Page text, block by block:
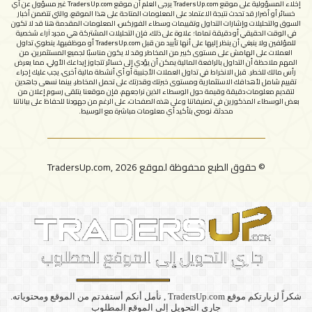
شروط الاستخدام
إخلاء المسؤولية على موقع TradersUp.com يرجى العلم أن موقع TradersUp.com غير مسؤول عن أي
خسائر أو أضرار قد تحدث نتيجة الاعتماد على المعلومات المتاحة على هذا الموقع، والتي تتضمن أخبار
السوق والتحليلات وإشارات التداول وتقييمات وسطاء الفوركس، المعلومات المقدمة هنا قد لا تكون
في الوقت الحقيقي أو دقيقة تماما؛ علاوة على ذلك، فإن التحليلات المشتركة هي مجرد آراء شخصية
للمؤلفين ولا ينبغي أن ينظر إليها على أنها تأييد من قبل TradersUp.com أو موظفيها، ينطوي تداول
العملات على الهامش على مستوى كبير من المخاطر وقد لا يكون مناسبًا لجميع المستثمرين، من
المهم ملاحظة أن التداول بالرافعة المالية يمكن أن يؤدي إلى خسائر تتجاوز إيداعك الأولي، مما يعرض
رأس مالك للخطر. قبل الانخراط في تداول العملات الأجنبية أو أي أنشطة مالية أخرى، يجب عليك إجراء
تقييم شامل لأهدافك الاستثمارية ومستوى خبرتك وقدرتك على تحمل المخاطر، بينما نسعى جاهدين
لتقديم معلومات دقيقة وقيمة حول الوسطاء الذين نراجعهم، فإن موقعنا يتلقى رسوم إعلان من
بعض الوسطاء المذكورين في تصنيفاتنا وعلى هذه الصفحات، على الرغم من جهودنا للحفاظ على بياناتنا
محدثة، نوصي بتأكيد أي معلومات مباشرة مع الوسيط.
© حقوق الطبع محفوظة لموقع TradersUp.com, 2026
​شكراً لزيارتكم موقع TradersUp.com , نأمل أنكم أستفدتم من الموقع ومحتوياته.
جاري التحويل إلى الموقع المطلوب